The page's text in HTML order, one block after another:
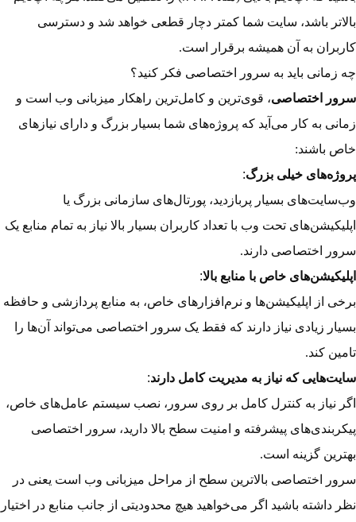
بالاتر باشد، سایت شما کمتر دچار قطعی خواهد شد و دسترسی
کاربران به آن همیشه برقرار است.
چه زمانی باید به سرور اختصاصی فکر کنید؟
سرور اختصاصی، قوی‌ترین و کامل‌ترین راهکار میزبانی وب است و
زمانی به کار می‌آید که پروژه‌های شما بسیار بزرگ و دارای نیازهای
خاص باشند:
پروژه‌های خیلی بزرگ:
وب‌سایت‌های بسیار پربازدید، پورتال‌های سازمانی بزرگ یا
اپلیکیشن‌های تحت وب با تعداد کاربران بسیار بالا نیاز به تمام منابع یک
سرور اختصاصی دارند.
اپلیکیشن‌های خاص با منابع بالا:
برخی از اپلیکیشن‌ها و نرم‌افزارهای خاص، به منابع پردازشی و حافظه
بسیار زیادی نیاز دارند که فقط یک سرور اختصاصی می‌تواند آن‌ها را
تامین کند.
سایت‌هایی که نیاز به مدیریت کامل دارند:
اگر نیاز به کنترل کامل بر روی سرور، نصب سیستم عامل‌های خاص،
پیکربندی‌های پیشرفته و امنیت سطح بالا دارید، سرور اختصاصی
بهترین گزینه است.
سرور اختصاصی بالاترین سطح از مراحل میزبانی وب است یعنی در
نظر داشته باشید اگر می‌خواهید هیچ محدودیتی از جانب منابع در اختیار